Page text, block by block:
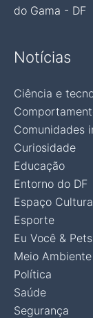
do Gama - DF
Notícias
Ciência e
Comunidades
Curiosidade
Educação
Entorno do DF
Espaço
Esporte
Eu Você & Pets
Meio
Política
Saúde
Segurança